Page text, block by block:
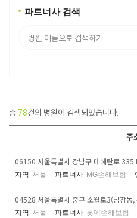
파트너사 검색
총 78건의 병원이 검색되었습니다.
주
06150 서울특별시 강남구 테헤란로 335
지역 서울 파트너사 MG손해보험
04528 서울특별시 중구 소월로3(남창동,
지역 서울 파트너사 롯데손해보험